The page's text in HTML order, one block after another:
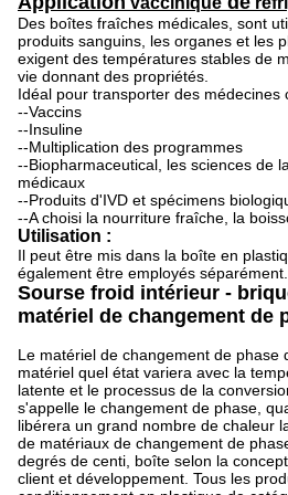
Des boîtes fraîches médicales, sont
produits sanguins, les organes et les
exigent des températures stables de
vie donnant des propriétés.
Idéal pour transporter des médecines
--Vaccins
--Insuline
--Multiplication des programmes
--Biopharmaceutical, les sciences de
médicaux
--Produits d'IVD et spécimens
--A choisi la nourriture fraîche, la
Utilisation :
Il peut être mis dans la boîte en
également être employés séparément.
Sourse froid intérieur -
matériel de changement de
Le matériel de changement de phase
matériel quel état variera avec la
latente et le processus de la
s'appelle le changement de phase,
libérera un grand nombre de chaleur
de matériaux de changement de
degrés de centi, boîte selon la
client et développement. Tous les